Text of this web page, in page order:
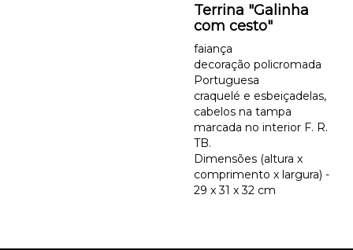
Terrina "Galinha
com cesto"
faiança
decoração policromada
Portuguesa
craquelé e esbeiçadelas,
cabelos na tampa
marcada no interior F. R.
TB.
Dimensões (altura x
comprimento x largura) -
29 x 31 x 32 cm